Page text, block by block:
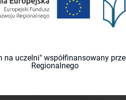
uczelni" współfinansowany
Regionalnego